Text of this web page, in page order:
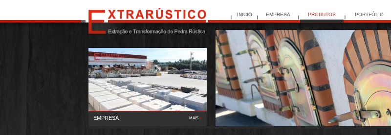
INICIO EMPRESA PRODUTOS PORTFÓLIO
EMPRESA MAIS +